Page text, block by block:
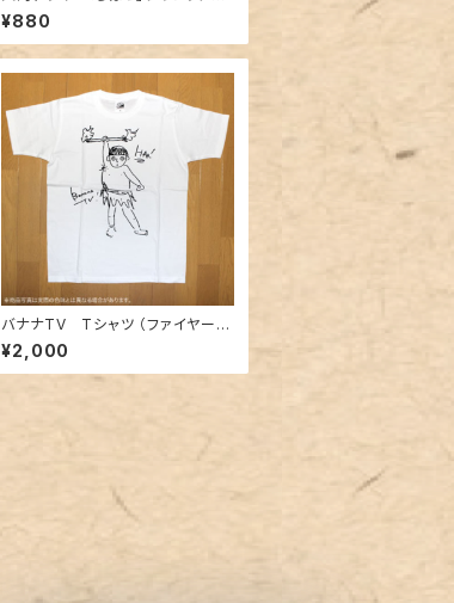
ル２枚セット
¥880
バナナTV Tシャツ （ファイヤーダ
ンス設楽）
¥2,000